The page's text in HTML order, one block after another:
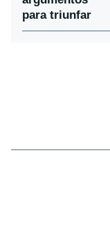
para triunfar